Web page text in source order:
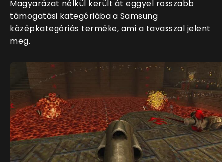
Magyarázat nélkül került át eggyel rosszabb
támogatási kategóriába a Samsung
középkategóriás terméke, ami a tavasszal jelent
meg.